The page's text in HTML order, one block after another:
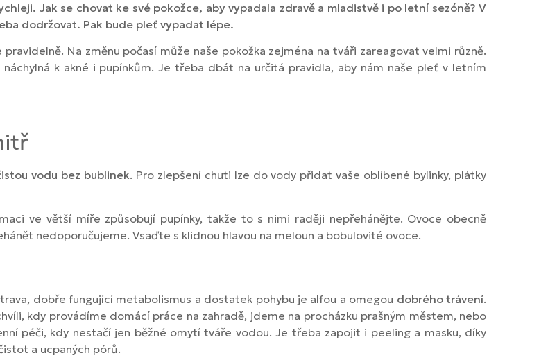
Jak se chovat ke své pokožce, aby vypadala zdravě a mladistvě i po letní sezóně? V
dodržovat. Pak bude pleť vypadat lépe.
Na změnu počasí může naše pokožka zejména na tváři zareagovat velmi různě.
k akné i pupínkům. Je třeba dbát na určitá pravidla, aby nám naše pleť v letním
vodu bez bublinek. Pro zlepšení chuti lze do vody přidat vaše oblíbené bylinky, plátky
ve větší míře způsobují pupínky, takže to s nimi raději nepřehánějte. Ovoce obecně
nedoporučujeme. Vsaďte s klidnou hlavou na meloun a bobulovité ovoce.
dobře fungující metabolismus a dostatek pohybu je alfou a omegou dobrého trávení.
kdy provádíme domácí práce na zahradě, jdeme na procházku prašným městem, nebo
péči, kdy nestačí jen běžné omytí tváře vodou. Je třeba zapojit i peeling a masku, díky
a ucpaných pórů.